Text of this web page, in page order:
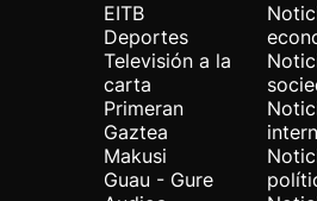
EITB
Deportes
Televisión a la
carta
Primeran
Gaztea
Makusi
Guau - Gure